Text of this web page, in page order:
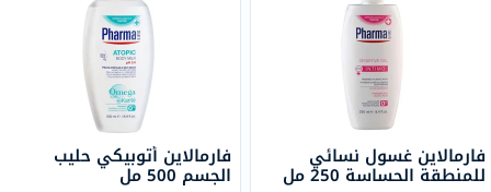
فارمالاين غسول نسائي
للمنطقة الحساسة 250 مل
فارمالاين أتوبيكي حليب
الجسم 500 مل